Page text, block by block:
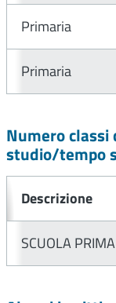
Primaria
Primaria
Numero
studio/tempo
Descrizione
SCUOLA